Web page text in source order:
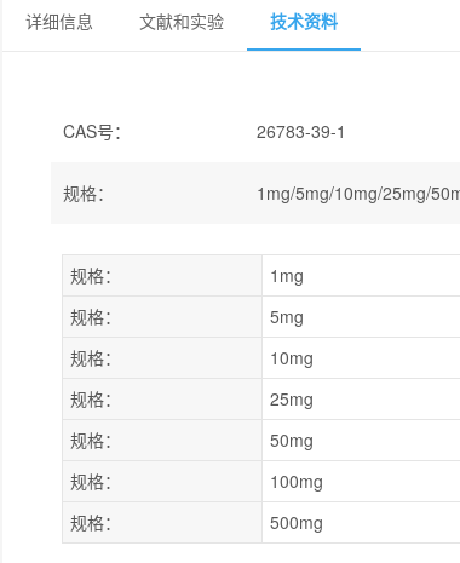
详细信息 文献和实验 技术资料
CAS号： 26783-39-1
规格： 1mg/5mg/10mg/25mg/
规格： 1mg
规格：
5mg
规格：
10mg
规格：
25mg
规格：
50mg
规格：
100mg
规格：
500mg